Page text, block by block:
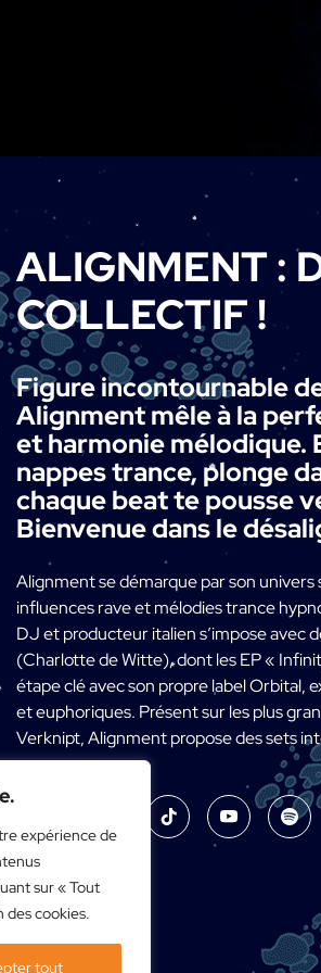
expérience de
sur « Tout
des cookies.
tout
ALIGNMENT :
COLLECTIF!
Figure incontournable
Alignment mêle à la
et harmonie mélodique.
nappes trance, plonge
chaque beat te pousse
Bienvenue dans le
Alignment se démarque par son
influences rave et mélodies trance
DJ et producteur italien s’impose avec
(Charlotte de Witte), dont les EP «
étape clé avec son propre label Orbital,
et euphoriques. Présent sur les plus
Verknipt, Alignment propose des sets